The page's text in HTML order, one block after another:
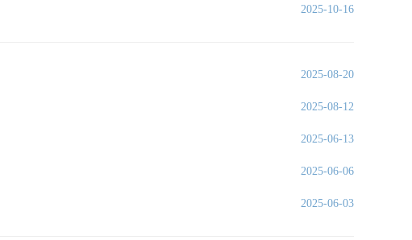
2025-10-16
2025-08-20
2025-08-12
2025-06-13
2025-06-06
2025-06-03